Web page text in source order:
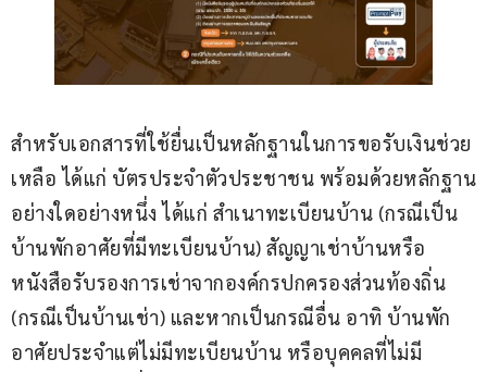
สำหรับเอกสารที่ใช้ยื่นเป็นหลักฐานในการขอรับเงินช่วย
เหลือ ได้แก่ บัตรประจำตัวประชาชน พร้อมด้วยหลักฐาน
อย่างใดอย่างหนึ่ง ได้แก่ สำเนาทะเบียนบ้าน (กรณีเป็น
บ้านพักอาศัยที่มีทะเบียนบ้าน) สัญญาเช่าบ้านหรือ
หนังสือรับรองการเช่าจากองค์กรปกครองส่วนท้องถิ่น
(กรณีเป็นบ้านเช่า) และหากเป็นกรณีอื่น อาทิ บ้านพัก
อาศัยประจำแต่ไม่มีทะเบียนบ้าน หรือบุคคลที่ไม่มี